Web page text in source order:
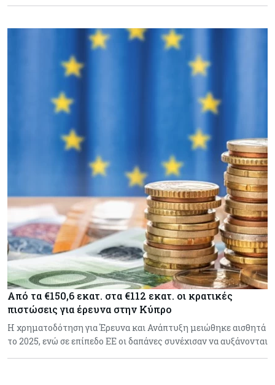
Από τα €150,6 εκατ. στα €112 εκατ. οι κρατικές
πιστώσεις για έρευνα στην Κύπρο
Η χρηματοδότηση για Έρευνα και Ανάπτυξη μειώθηκε αισθητά
το 2025, ενώ σε επίπεδο ΕΕ οι δαπάνες συνέχισαν να αυξάνονται